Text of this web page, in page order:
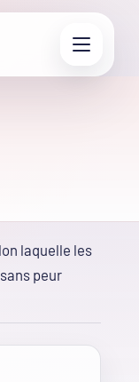
laquelle les
peur